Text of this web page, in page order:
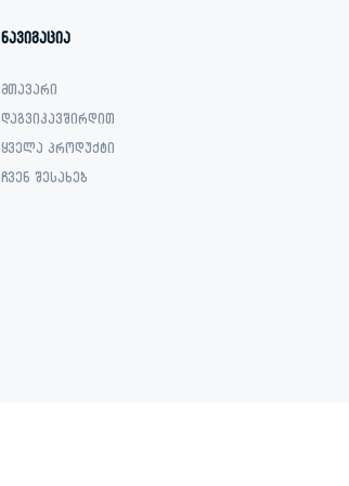
ნავიგაცია
მთავარი
დაგვიკავშირდით
ყველა პროდუქტი
ჩვენ შესახებ